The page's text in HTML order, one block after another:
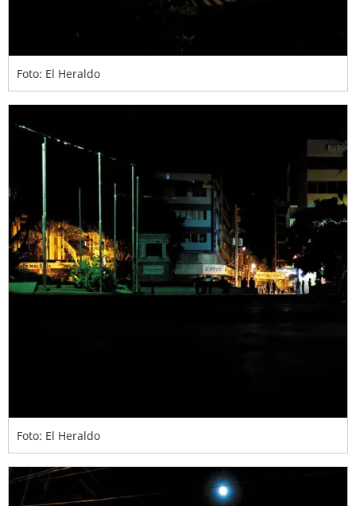
Foto: El Heraldo
Foto: El Heraldo